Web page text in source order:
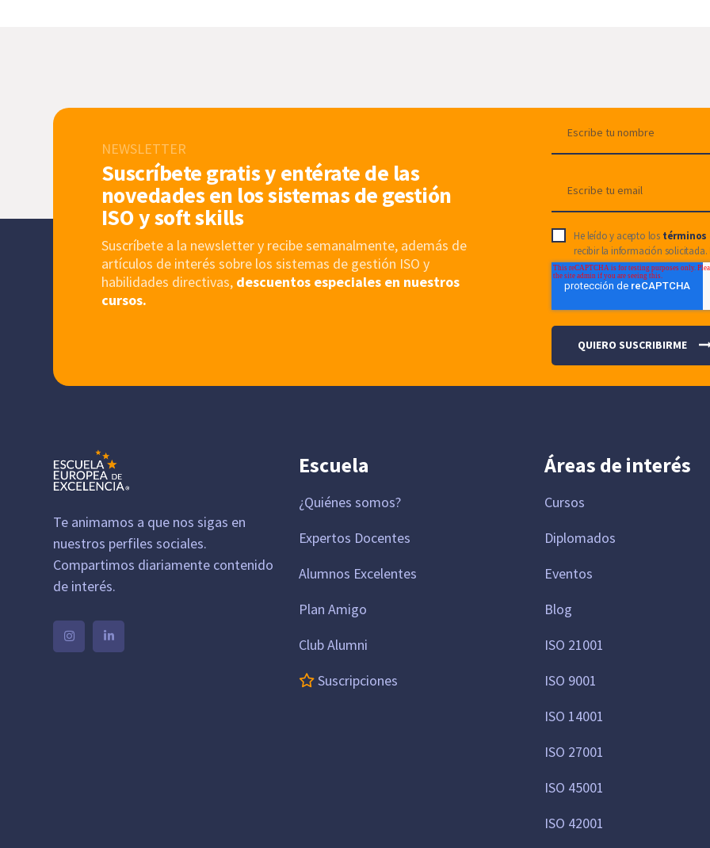
NEWSLETTER
Suscríbete gratis y entérate de las
novedades en los sistemas de gestión
ISO y soft skills
Suscríbete a la newsletter y recibe semanalmente, además de
artículos de interés sobre los sistemas de gestión ISO y
habilidades directivas, descuentos especiales en nuestros
cursos.
He leído y acepto los términos
recibir la información solicitada.
Te animamos a que nos sigas en
nuestros perfiles sociales.
Compartimos diariamente contenido
de interés.
Escuela
¿Quiénes somos?
Expertos Docentes
Alumnos Excelentes
Plan Amigo
Club Alumni
Suscripciones
Áreas de interés
Cursos
Diplomados
Eventos
Blog
ISO 21001
ISO 9001
ISO 14001
ISO 27001
ISO 45001
ISO 42001